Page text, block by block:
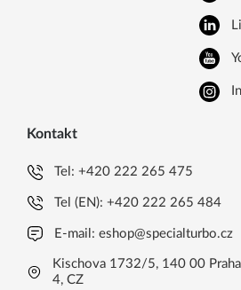
Kontakt
Tel:+420 222 265 475
Tel (EN):+420 222 265 484
E-mail:eshop@specialturbo.cz
Kischova 1732/5, 140 00 Praha
4, CZ